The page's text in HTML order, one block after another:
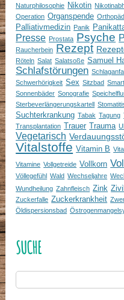
Naturphilosophie Nikotin
Operation Organspende
Palliativmedizin Panik
Presse Prostata Psyche
Raucherbein Rezept
Röteln Salat Salatsoße Samuel
Schlafstörungen Schlaganfall
Schwerhörigkeit Sex Sitzbad
Sonnenbäder Sonografie
Sterbeverlängerungskartell
Suchterkrankung Tabak Tagung
Transplantation Trauer Trauma
Vegetarisch
Vitalstoffe Vitamin B
Vitamine Vollgetreide Vollkorn
Völlegefühl Wald Wechseljahre
Wundheilung Zahnfleisch Zink
Zuckerfalle Zuckerkrankheit
Öldispersionsbad
SUCHE
nach: